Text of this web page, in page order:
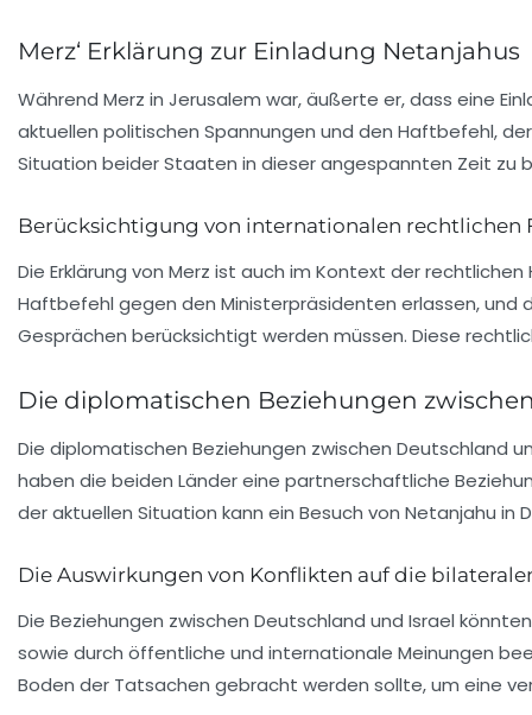
Merz‘ Erklärung zur Einladung Netanjahus
Während Merz in Jerusalem war, äußerte er, dass eine
aktuellen politischen Spannungen und den Haftbefehl,
Situation beider Staaten in dieser angespannten Zeit zu
Berücksichtigung von internationalen rechtlichen
Die Erklärung von Merz ist auch im Kontext der
Haftbefehl gegen den Ministerpräsidenten erlassen,
Gesprächen berücksichtigt werden müssen. Diese
Die diplomatischen Beziehungen
Die diplomatischen Beziehungen zwischen Deutschland
haben die beiden Länder eine partnerschaftliche
der aktuellen Situation kann ein Besuch von Netanjahu
Die Auswirkungen von Konflikten auf die
Die Beziehungen zwischen Deutschland und Israel
sowie durch öffentliche und internationale Meinungen
Boden der Tatsachen gebracht werden sollte, um eine